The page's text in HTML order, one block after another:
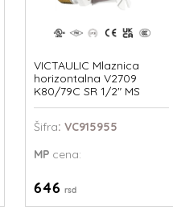
VICTAULIC Mlaznica
horizontalna V2709
K80/79C SR 1/2" MS
Šifra: VC915955
MP cena:
646rsd